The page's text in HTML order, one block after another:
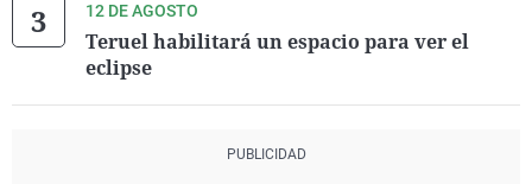
12 DE AGOSTO
Teruel habilitará un espacio para ver el
eclipse